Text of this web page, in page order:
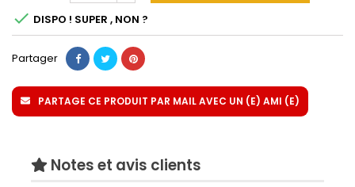
 DISPO ! SUPER , NON ?
Partager
PARTAGE CE PRODUIT PAR MAIL AVEC UN (E) AMI (E)
Notes et avis clients